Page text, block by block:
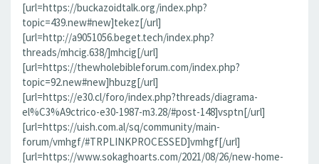
[url=https://buckazoidtalk.org/index.php?
topic=439.new#new]tekez[/url]
[url=http://a9051056.beget.tech/index.php?
threads/mhcig.638/]mhcig[/url]
[url=https://thewholebibleforum.com/index.php?
topic=92.new#new]hbuzg[/url]
[url=https://e30.cl/foro/index.php?threads/diagrama-
el%C3%A9ctrico-e30-1987-m3.28/#post-148]vsptn[/url]
[url=https://uish.com.al/sq/community/main-
forum/vmhgf/#TRPLINKPROCESSED]vmhgf[/url]
[url=https://www.sokaghoarts.com/2021/08/26/new-home-